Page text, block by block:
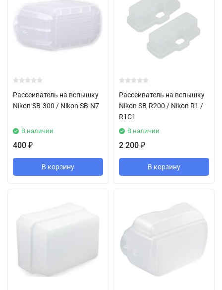
Рассеиватель на вспышку
Nikon SB-300 / Nikon SB-N7
В наличии
400 ₽
В корзину
Рассеиватель на вспышку
Nikon SB-R200 / Nikon R1 /
R1C1
В наличии
2 200 ₽
В корзину